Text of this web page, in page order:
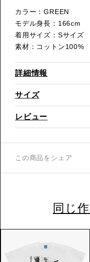
カラー：GREEN
モデル身長：166cm
着用サイズ：Sサイズ
素材：コットン100%
詳細情報
サイズ
レビュー
この商品をシェア
同じ